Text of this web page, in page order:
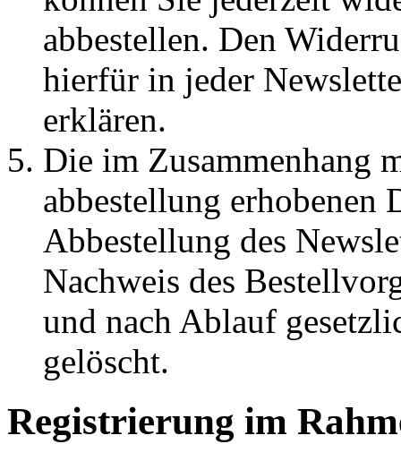
abbestellen. Den
hierfür in jeder
erklären.
Die im Zusammenhang
abbestellung erhobenen
Abbestellung des
Nachweis des
und nach Ablauf
gelöscht.
Registrierung im